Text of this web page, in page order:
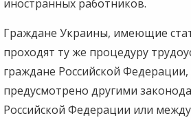
иностранных работников.
Граждане Украины, имеющие
проходят ту же процедуру
граждане Российской Федерации,
предусмотрено другими
Российской Федерации или